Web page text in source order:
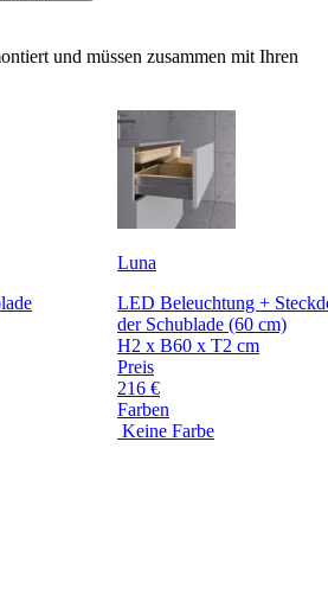
und müssen zusammen mit Ihren
Luna
LED Beleuchtung +
der Schublade (60 cm)
H2 x B60 x T2 cm
Preis
216 €
Farben
Keine Farbe